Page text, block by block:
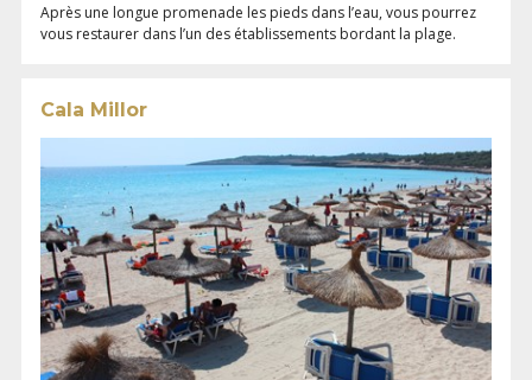
Après une longue promenade les pieds dans l’eau, vous pourrez
vous restaurer dans l’un des établissements bordant la plage.
Cala Millor